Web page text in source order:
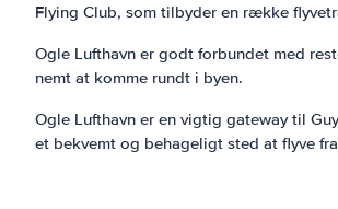
Flying Club, som tilbyder en række
Ogle Lufthavn er godt forbundet med
nemt at komme rundt i byen.
Ogle Lufthavn er en vigtig gateway til
et bekvemt og behageligt sted at flyve